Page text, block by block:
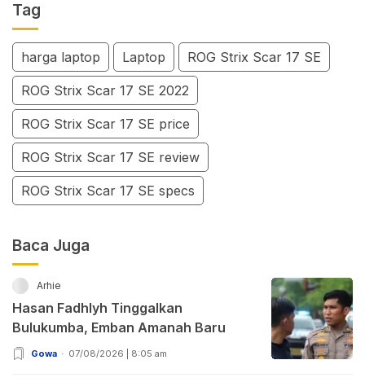
Tag
harga laptop Laptop ROG Strix Scar 17 SE
ROG Strix Scar 17 SE 2022
ROG Strix Scar 17 SE price
ROG Strix Scar 17 SE review
ROG Strix Scar 17 SE specs
Baca Juga
Arhie
Hasan Fadhlyh Tinggalkan
Bulukumba, Emban Amanah Baru
Gowa 07/08/2026 | 8:05 am